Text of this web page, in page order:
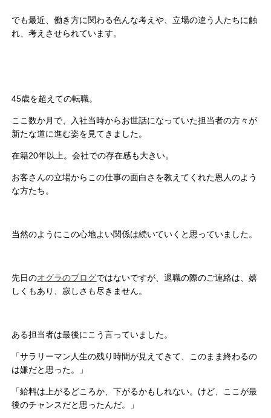
でも最近、働き方に関わる色んな考えや、立場の違う人たちに触
れ、考えさせられています。
45歳を超えての転職。
ここ数か月で、入社当時からお世話になっていた担当者の方々が
新たな道に進む姿を見てきました。
在籍20年以上。会社での存在感も大きい。
お客さんの立場からこの仕事の面白さを教えてくれた恩人のよう
な方たち。
当然のようにこの心地よい関係は続いていくと思っていました。
先日のオグラのブログではないですが、退職の際のご連絡は、嬉
しくもあり、寂しさも尽きません。
ある担当者は最後にこう言っていました。
「サラリーマン人生の残り時間が見えてきて、このまま終わるの
は嫌だと思った。」
「給料は上がるどころか、下がるかもしれない。けど、ここが最
後のチャンスだと思ったんだ。」